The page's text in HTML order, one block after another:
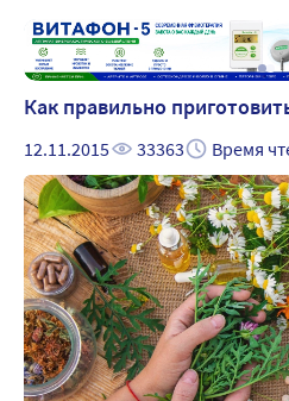
Как правильно
12.11.2015 33363 Время